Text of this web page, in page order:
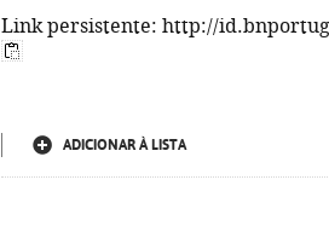
Link persistente: http://
ADICIONAR À LISTA